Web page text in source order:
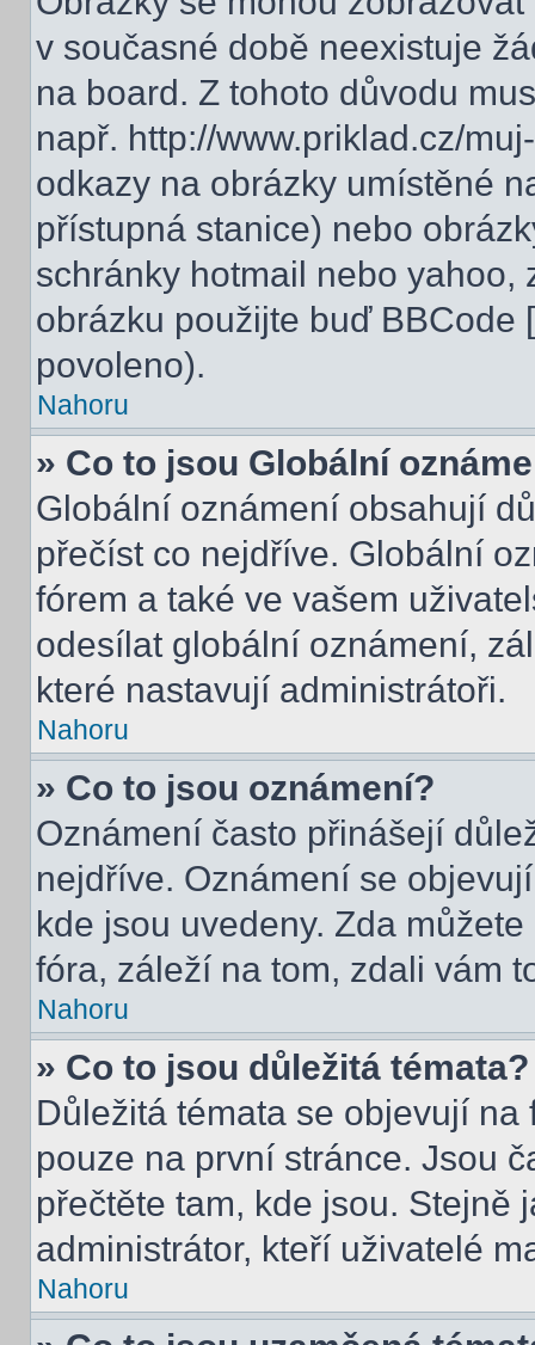
v současné době neexistuje
na board. Z tohoto důvodu
např. http://www.priklad.cz/
odkazy na obrázky umístěné
přístupná stanice) nebo
schránky hotmail nebo yahoo,
obrázku použijte buď BBCode
povoleno).
Nahoru
» Co to jsou Globální
Globální oznámení obsahují
přečíst co nejdříve. Globální
fórem a také ve vašem
odesílat globální oznámení,
které nastavují administrátoři.
Nahoru
» Co to jsou oznámení?
Oznámení často přinášejí
nejdříve. Oznámení se
kde jsou uvedeny. Zda
fóra, záleží na tom, zdali vám
Nahoru
» Co to jsou důležitá témata?
Důležitá témata se objevují
pouze na první stránce. Jsou
přečtěte tam, kde jsou. Stejně
administrátor, kteří uživatelé
Nahoru